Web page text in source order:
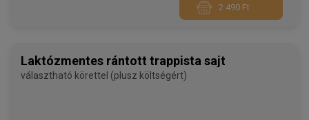
2 490 Ft
Laktózmentes rántott trappista sajt
választható körettel (plusz költségért)